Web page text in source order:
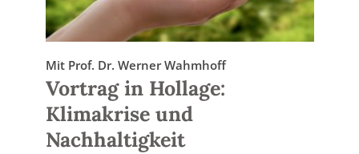
Mit Prof. Dr. Werner Wahmhoff
Vortrag in Hollage:
Klimakrise und
Nachhaltigkeit